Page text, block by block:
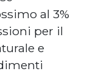
al 3%
per il
e